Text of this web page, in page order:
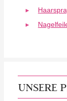
UNSERE